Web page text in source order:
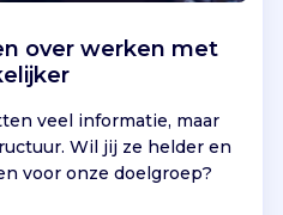
over werken met
veel informatie, maar
Wil jij ze helder en
voor onze doelgroep?